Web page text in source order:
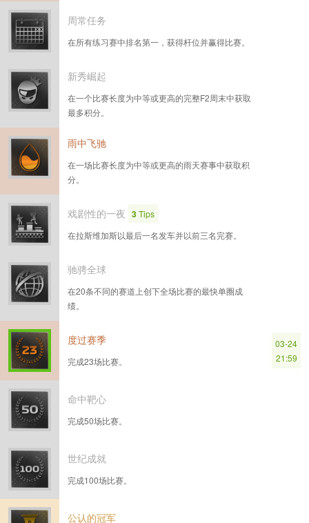
周常任务
在所有练习赛中排名第一，获得杆位并赢得比赛。
新秀崛起
在一个比赛长度为中等或更高的完整F2周末中获取
最多积分。
雨中飞驰
在一场比赛长度为中等或更高的雨天赛事中获取积
分。
戏剧性的一夜 3Tips
在拉斯维加斯以最后一名发车并以前三名完赛。
驰骋全球
在20条不同的赛道上创下全场比赛的最快单圈成
绩。
度过赛季
完成23场比赛。
03-24
21:59
命中靶心
完成50场比赛。
世纪成就
完成100场比赛。
公认的冠军